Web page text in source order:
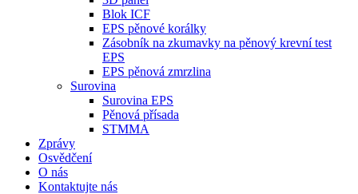
Blok ICF
EPS pěnové korálky
Zásobník na zkumavky na pěnový krevní test
EPS
EPS pěnová zmrzlina
Surovina
Surovina EPS
Pěnová přísada
STMMA
Zprávy
Osvědčení
O nás
Kontaktujte nás